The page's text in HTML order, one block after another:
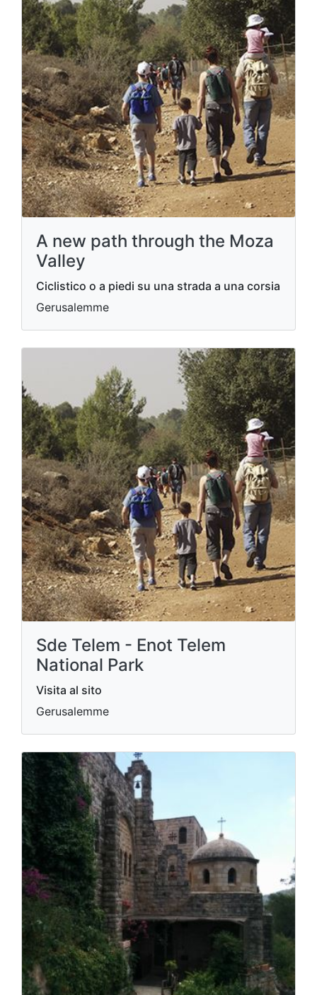
A new path through the Moza
Valley
Ciclistico o a piedi su una strada a una corsia
Gerusalemme
Sde Telem - Enot Telem
National Park
Visita al sito
Gerusalemme